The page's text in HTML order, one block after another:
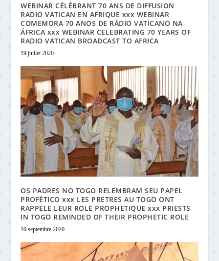
WEBINAR CÉLÉBRANT 70 ANS DE DIFFUSION
RADIO VATICAN EN AFRIQUE xxx WEBINAR
COMEMORA 70 ANOS DE RÁDIO VATICANO NA
ÁFRICA xxx WEBINAR CELEBRATING 70 YEARS OF
RADIO VATICAN BROADCAST TO AFRICA
19 juillet 2020
OS PADRES NO TOGO RELEMBRAM SEU PAPEL
PROFÉTICO xxx LES PRETRES AU TOGO ONT
RAPPELE LEUR ROLE PROPHETIQUE xxx PRIESTS
IN TOGO REMINDED OF THEIR PROPHETIC ROLE
10 septembre 2020